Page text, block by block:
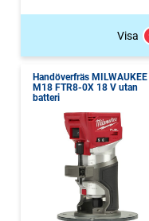
Visa
Handöverfräs MILWAUKEE
M18 FTR8-0X 18 V utan
batteri